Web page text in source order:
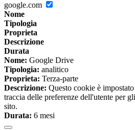
google.com
Nome
Tipologia
Proprieta
Descrizione
Durata
Nome: Google Drive
Tipologia: analitico
Proprieta: Terza-parte
Descrizione: Questo cookie è
traccia delle preferenze dell'utente per
sito.
Durata: 6 mesi